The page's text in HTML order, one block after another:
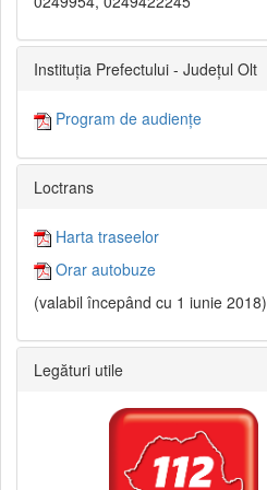
Instituția Prefectului - Județul Olt
Program de audiențe
Loctrans
Harta traseelor
Orar autobuze
(valabil începând cu 1 iunie 2018)
Legături utile